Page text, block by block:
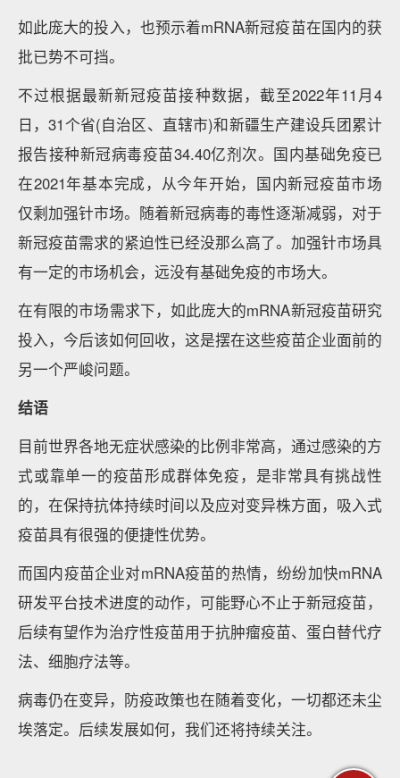
如此庞大的投入，也预示着mRNA新冠疫苗在国内的获
批已势不可挡。
不过根据最新新冠疫苗接种数据，截至2022年11月4
日，31个省(自治区、直辖市)和新疆生产建设兵团累计
报告接种新冠病毒疫苗34.40亿剂次。国内基础免疫已
在2021年基本完成，从今年开始，国内新冠疫苗市场
仅剩加强针市场。随着新冠病毒的毒性逐渐减弱，对于
新冠疫苗需求的紧迫性已经没那么高了。加强针市场具
有一定的市场机会，远没有基础免疫的市场大。
在有限的市场需求下，如此庞大的mRNA新冠疫苗研究
投入，今后该如何回收，这是摆在这些疫苗企业面前的
另一个严峻问题。
结语
目前世界各地无症状感染的比例非常高，通过感染的方
式或靠单一的疫苗形成群体免疫，是非常具有挑战性
的，在保持抗体持续时间以及应对变异株方面，吸入式
疫苗具有很强的便捷性优势。
而国内疫苗企业对mRNA疫苗的热情，纷纷加快mRNA
研发平台技术进度的动作，可能野心不止于新冠疫苗，
后续有望作为治疗性疫苗用于抗肿瘤疫苗、蛋白替代疗
法、细胞疗法等。
病毒仍在变异，防疫政策也在随着变化，一切都还未尘
埃落定。后续发展如何，我们还将持续关注。